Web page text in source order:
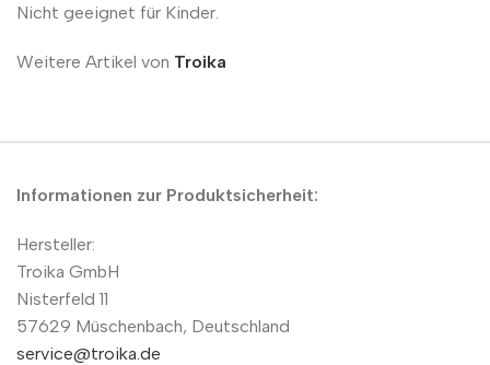
Nicht geeignet für Kinder.
Weitere Artikel von Troika
Informationen zur Produktsicherheit:
Hersteller:
Troika GmbH
Nisterfeld 11
57629 Müschenbach, Deutschland
service@troika.de